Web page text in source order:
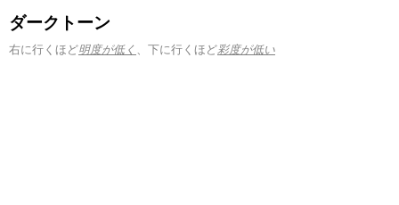
ダークトーン
右に行くほど明度が低く 、下に行くほど彩度が低い